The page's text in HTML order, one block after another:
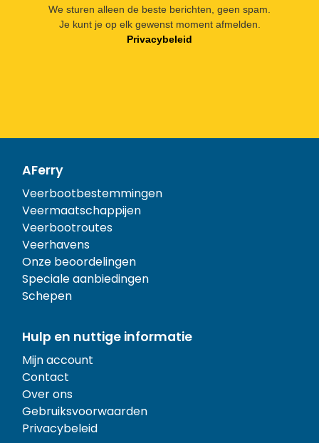
We sturen alleen de beste berichten, geen spam.
Je kunt je op elk gewenst moment afmelden.
Privacybeleid
AFerry
Veerbootbestemmingen
Veermaatschappijen
Veerbootroutes
Veerhavens
Onze beoordelingen
Speciale aanbiedingen
Schepen
Hulp en nuttige informatie
Mijn account
Contact
Over ons
Gebruiksvoorwaarden
Privacybeleid